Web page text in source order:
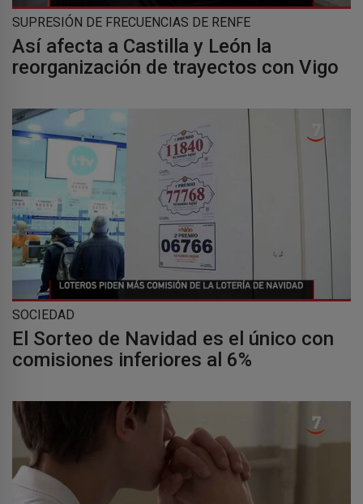
SUPRESIÓN DE FRECUENCIAS DE RENFE
Así afecta a Castilla y León la
reorganización de trayectos con Vigo
SOCIEDAD
El Sorteo de Navidad es el único con
comisiones inferiores al 6%